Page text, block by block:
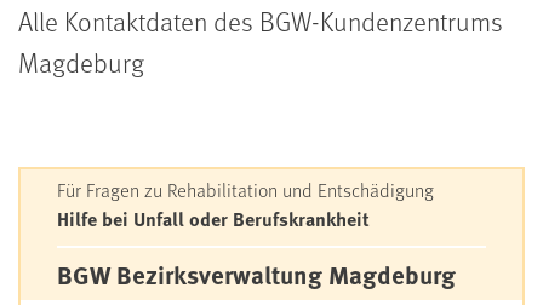
Alle Kontaktdaten des BGW-Kundenzentrums
Magdeburg
Kontakt: Kundenzentrum Magdeburg
Für Fragen zu Rehabilitation und Entschädigung
Hilfe bei Unfall oder Berufskrankheit
BGW Bezirksverwaltung Magdeburg